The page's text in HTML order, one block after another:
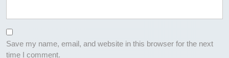
Save my name, email, and website in this browser for the next
time I comment.